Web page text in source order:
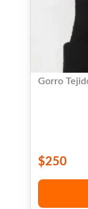
Gorro
$250